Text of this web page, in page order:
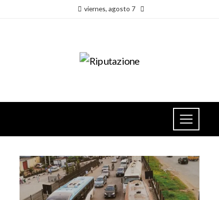
viernes, agosto 7